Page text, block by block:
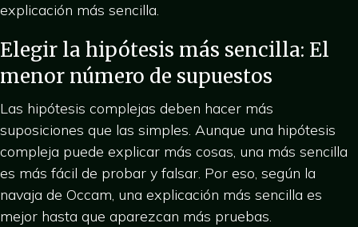
explicación más sencilla.
Elegir la hipótesis más sencilla: El
menor número de supuestos
Las hipótesis complejas deben hacer más
suposiciones que las simples. Aunque una hipótesis
compleja puede explicar más cosas, una más sencilla
es más fácil de probar y falsar. Por eso, según la
navaja de Occam, una explicación más sencilla es
mejor hasta que aparezcan más pruebas.